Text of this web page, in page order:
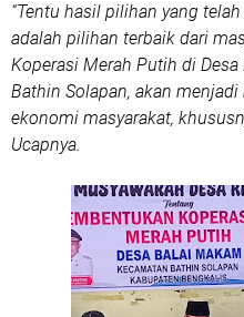
“Tentu hasil pilihan yang
adalah pilihan terbaik dari
Koperasi Merah Putih di
Bathin Solapan, akan
ekonomi masyarakat,
Ucapnya.